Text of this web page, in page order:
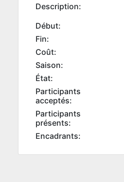
Description:
Début:
Fin:
Coût:
Saison:
État:
Participants
acceptés:
Participants
présents:
Encadrants: